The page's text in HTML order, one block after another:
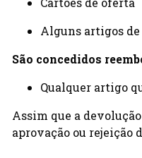
Alguns artigos de
São concedidos
Qualquer artigo
Assim que a
aprovação ou rejeição